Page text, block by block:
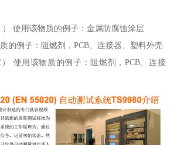
） 使用该物质的例子：金属防腐蚀涂层
的例子：阻燃剂，PCB、连接器、塑料外壳
使用该物质的例子：阻燃剂，PCB、连接